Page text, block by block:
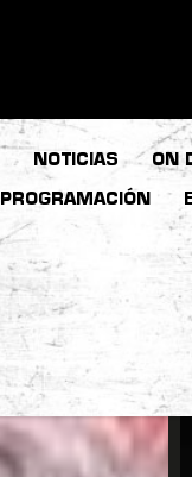
NOTICIAS ON
PROGRAMACIÓN